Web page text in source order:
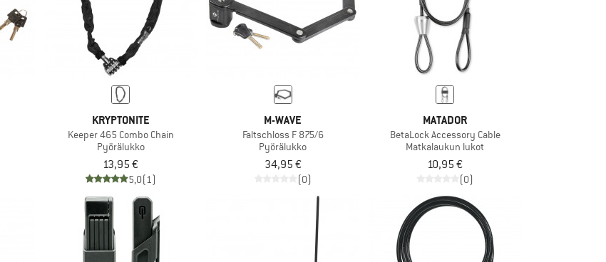
KRYPTONITE
Keeper 465 Combo Chain
Pyörälukko
13,95 €
5,0(1)
M-WAVE
Faltschloss F 875/6
Pyörälukko
34,95 €
(0)
MATADOR
BetaLock Accessory Cable
Matkalaukun lukot
10,95 €
(0)